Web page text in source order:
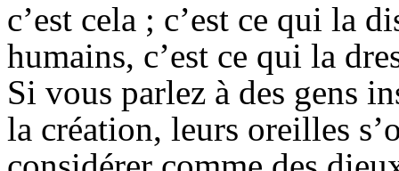
c’est cela ; c’est ce qui la
humains, c’est ce qui la
Si vous parlez à des gens
la création, leurs oreilles